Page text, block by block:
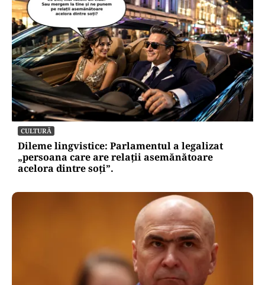
CULTURĂ
Dileme lingvistice: Parlamentul a legalizat
„persoana care are relații asemănătoare
acelora dintre soți”.